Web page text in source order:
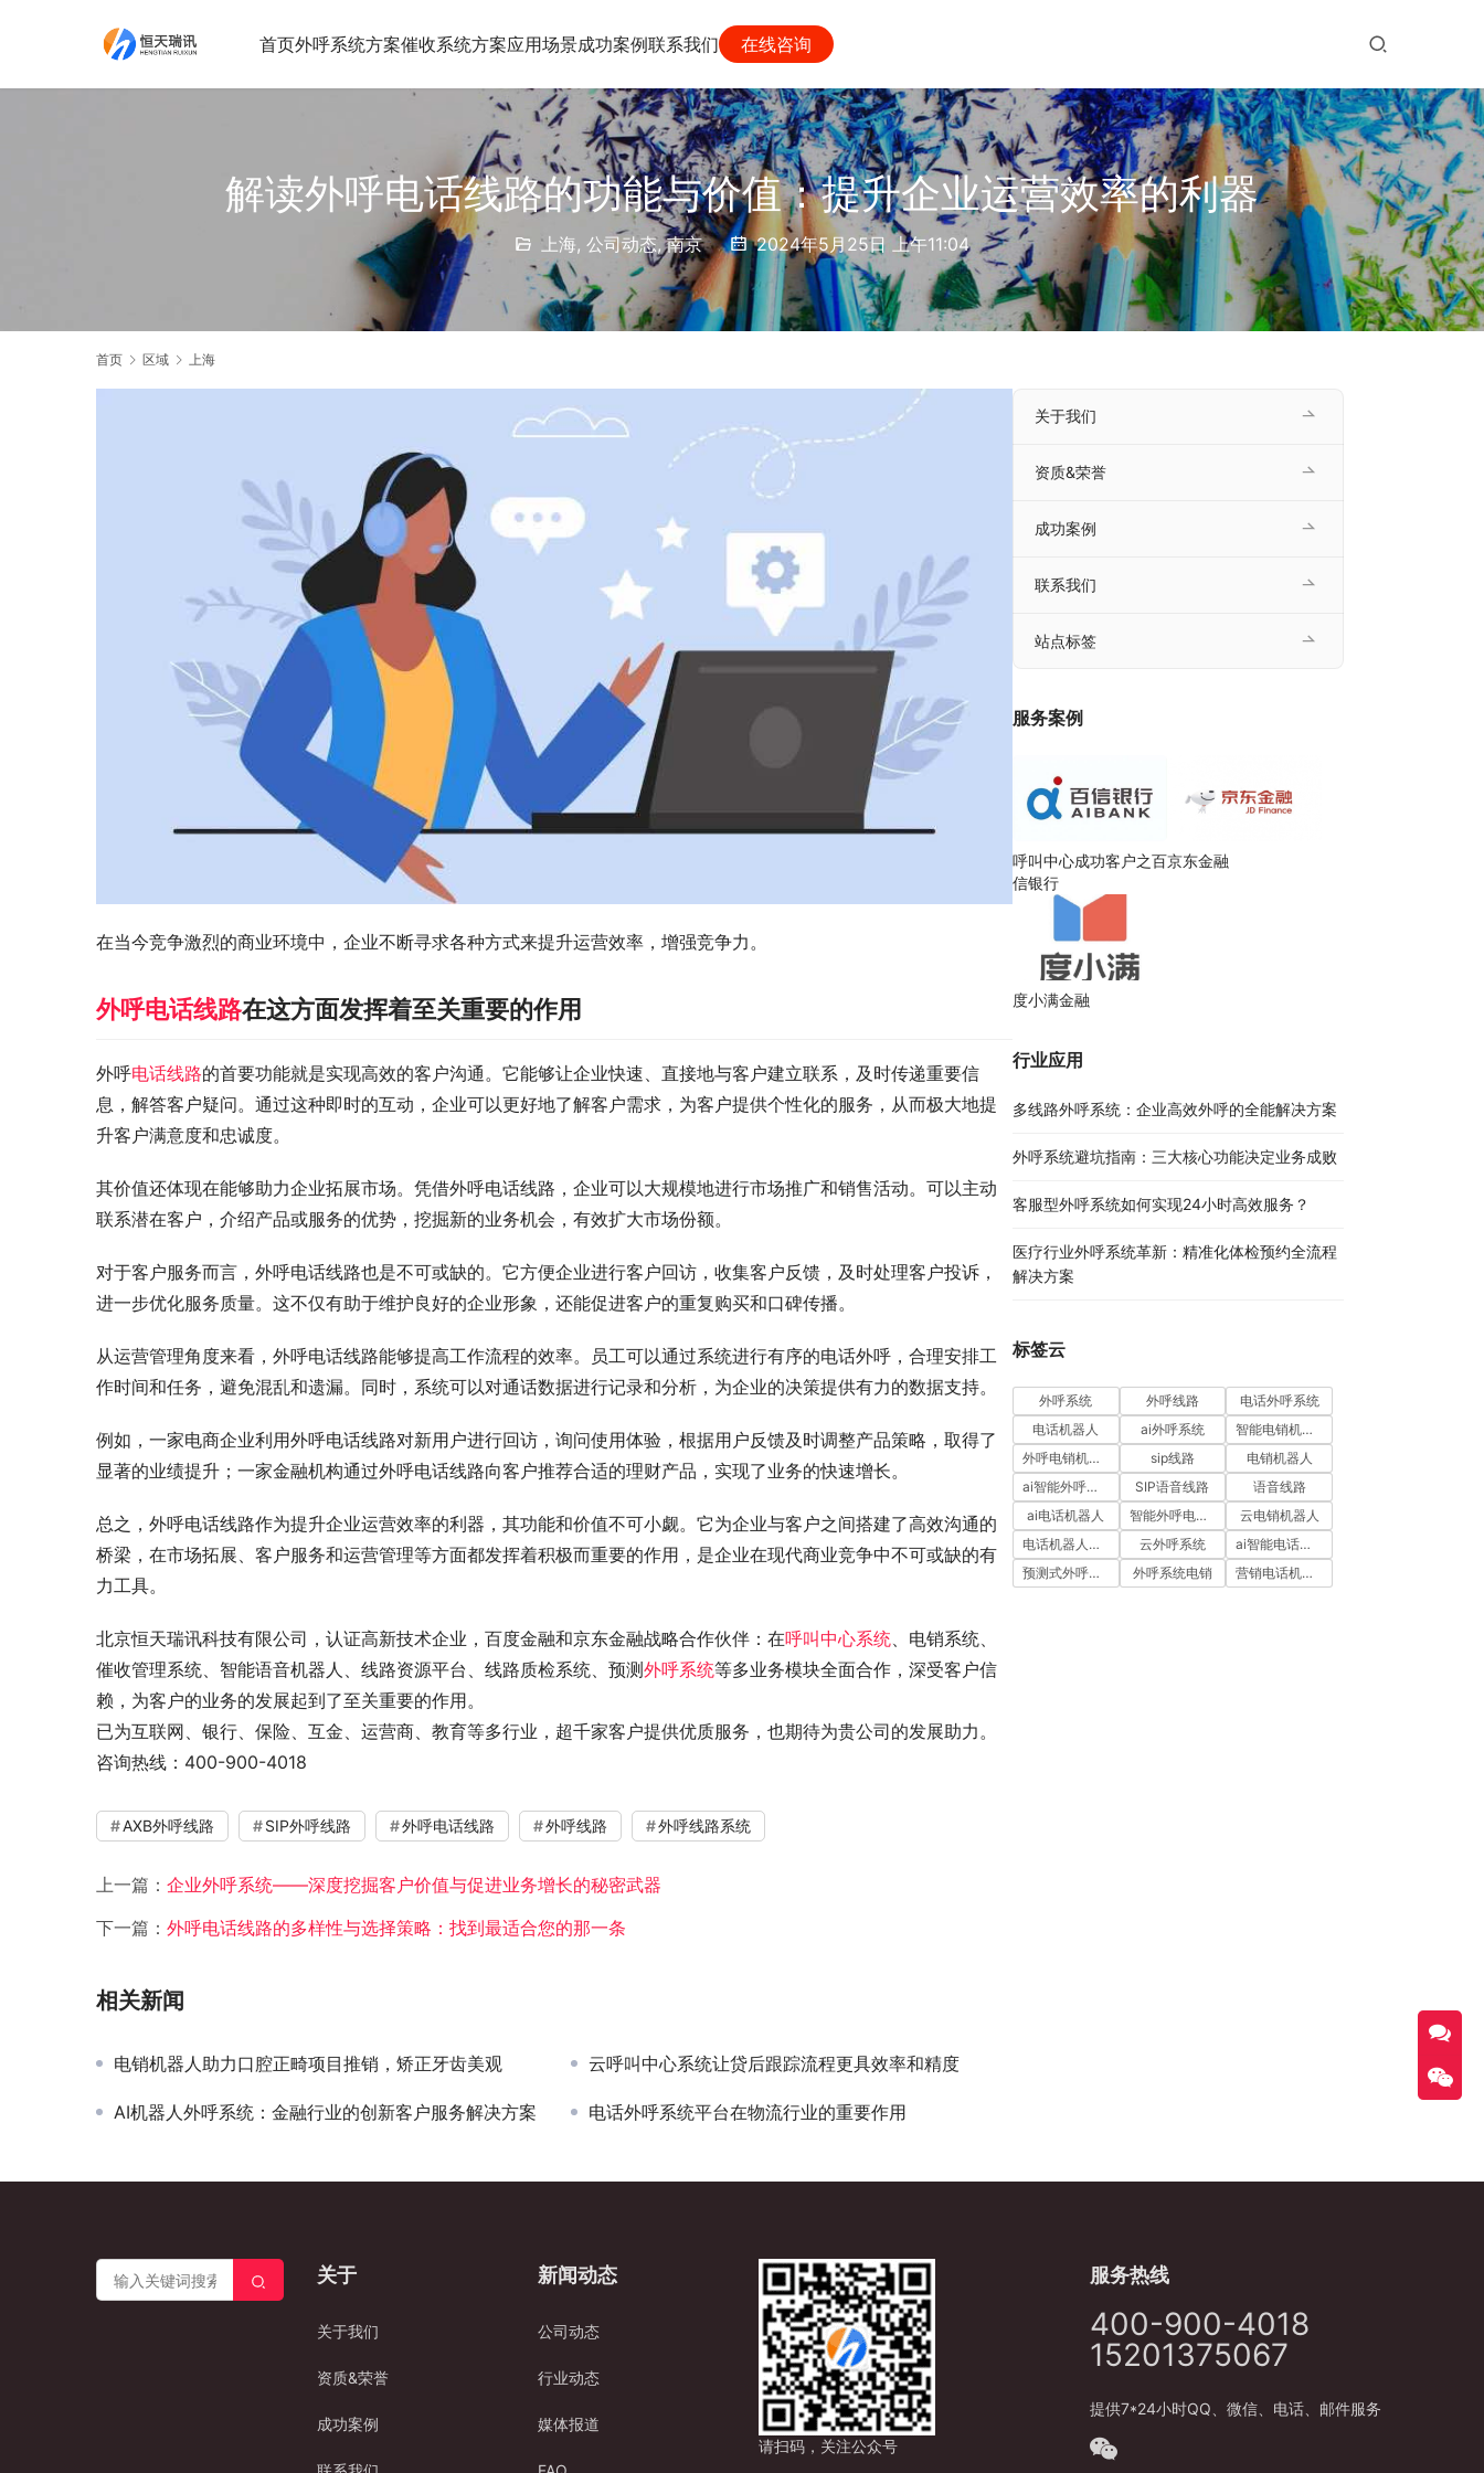
首页外呼系统方案催收系统方案应用场景成功案例联系我们 在线咨询
解读外呼电话线路的功能与价值：提升企业运营效率的利器
上海, 公司动态,南京 2024年5月25日 上午11:04
首页 区域 上海
在当今竞争激烈的商业环境中，企业不断寻求各种方式来提升运营效率，增强竞争力。
外呼电话线路在这方面发挥着至关重要的作用
外呼电话线路的首要功能就是实现高效的客户沟通。它能够让企业快速、直接地与客户建立联系，及时传递重要信
息，解答客户疑问。通过这种即时的互动，企业可以更好地了解客户需求，为客户提供个性化的服务，从而极大地提
升客户满意度和忠诚度。
其价值还体现在能够助力企业拓展市场。凭借外呼电话线路，企业可以大规模地进行市场推广和销售活动。可以主动
联系潜在客户，介绍产品或服务的优势，挖掘新的业务机会，有效扩大市场份额。
对于客户服务而言，外呼电话线路也是不可或缺的。它方便企业进行客户回访，收集客户反馈，及时处理客户投诉，
进一步优化服务质量。这不仅有助于维护良好的企业形象，还能促进客户的重复购买和口碑传播。
从运营管理角度来看，外呼电话线路能够提高工作流程的效率。员工可以通过系统进行有序的电话外呼，合理安排工
作时间和任务，避免混乱和遗漏。同时，系统可以对通话数据进行记录和分析，为企业的决策提供有力的数据支持。
例如，一家电商企业利用外呼电话线路对新用户进行回访，询问使用体验，根据用户反馈及时调整产品策略，取得了
显著的业绩提升；一家金融机构通过外呼电话线路向客户推荐合适的理财产品，实现了业务的快速增长。
总之，外呼电话线路作为提升企业运营效率的利器，其功能和价值不可小觑。它为企业与客户之间搭建了高效沟通的
桥梁，在市场拓展、客户服务和运营管理等方面都发挥着积极而重要的作用，是企业在现代商业竞争中不可或缺的有
力工具。
北京恒天瑞讯科技有限公司，认证高新技术企业，百度金融和京东金融战略合作伙伴：在呼叫中心系统、电销系统、
催收管理系统、智能语音机器人、线路资源平台、线路质检系统、预测外呼系统等多业务模块全面合作，深受客户信
赖，为客户的业务的发展起到了至关重要的作用。
已为互联网、银行、保险、互金、运营商、教育等多行业，超千家客户提供优质服务，也期待为贵公司的发展助力。
咨询热线：400-900-4018
AXB外呼线路 SIP外呼线路 外呼电话线路 外呼线路 外呼线路系统
上一篇： 企业外呼系统——深度挖掘客户价值与促进业务增长的秘密武器
下一篇： 外呼电话线路的多样性与选择策略：找到最适合您的那一条
相关新闻
电销机器人助力口腔正畸项目推销，矫正牙齿美观 云呼叫中心系统让贷后跟踪流程更具效率和精度
AI机器人外呼系统：金融行业的创新客户服务解决方案 电话外呼系统平台在物流行业的重要作用
关于我们
资质&荣誉
成功案例
联系我们
站点标签
服务案例
呼叫中心成功客户之百
信银行
京东金融
度小满金融
行业应用
多线路外呼系统：企业高效外呼的全能解决方案​
外呼系统避坑指南：三大核心功能决定业务成败​
客服型外呼系统如何实现24小时高效服务？
医疗行业外呼系统革新：精准化体检预约全流程
解决方案​
标签云
外呼系统 外呼线路
电话外呼系统
电话机器人
ai外呼系统
智能电销机器人
外呼电销机器人
sip线路
电销机器人
ai智能外呼系统
SIP语音线路
语音线路
ai电话机器人
智能外呼电销机器人
云电销机器人
电话机器人外呼
云外呼系统
ai智能电话机器人
预测式外呼系统
外呼系统电销 营销电话机器人
关于
关于我们
资质&荣誉
成功案例
新闻动态
公司动态
行业动态
媒体报道
请扫码，关注公众号
服务热线
400-900-4018
15201375067
提供7*24小时QQ、微信、电话、邮件服务